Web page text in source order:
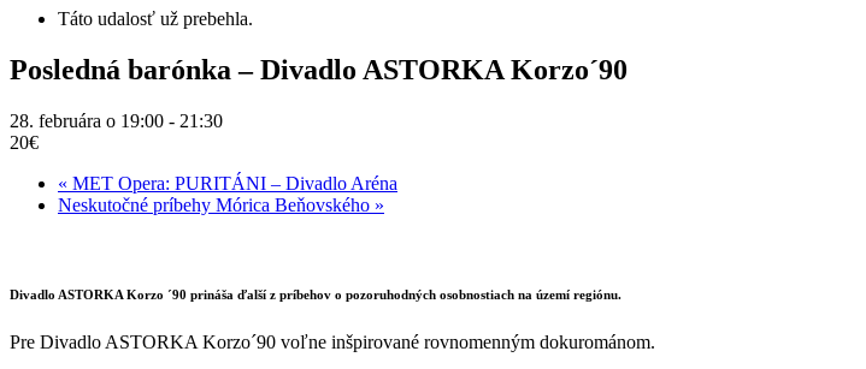
Táto udalosť už prebehla.
Posledná barónka – Divadlo ASTORKA Korzo´90
28. februára o 19:00 - 21:30
20€
« MET Opera: PURITÁNI – Divadlo Aréna
Neskutočné príbehy Mórica Beňovského »
Divadlo ASTORKA Korzo ´90 prináša ďalší z príbehov o pozoruhodných osobnostiach na území regiónu.
Pre Divadlo ASTORKA Korzo´90 voľne inšpirované rovnomenným dokurománom.